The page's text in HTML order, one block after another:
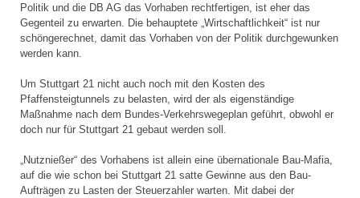
Politik und die DB AG das Vorhaben rechtfertigen, ist eher das
Gegenteil zu erwarten. Die behauptete „Wirtschaftlichkeit“ ist nur
schöngerechnet, damit das Vorhaben von der Politik durchgewunken
werden kann.
Um Stuttgart 21 nicht auch noch mit den Kosten des
Pfaffensteigtunnels zu belasten, wird der als eigenständige
Maßnahme nach dem Bundes-Verkehrswegeplan geführt, obwohl er
doch nur für Stuttgart 21 gebaut werden soll.
„Nutznießer“ des Vorhabens ist allein eine übernationale Bau-Mafia,
auf die wie schon bei Stuttgart 21 satte Gewinne aus den Bau-
Aufträgen zu Lasten der Steuerzahler warten. Mit dabei der